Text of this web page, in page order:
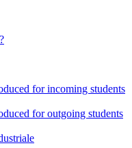
for incoming students
for outgoing students